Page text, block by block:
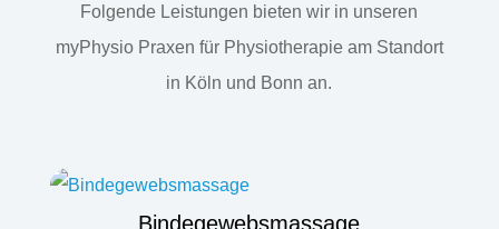
Folgende Leistungen bieten wir in unseren
myPhysio Praxen für Physiotherapie am Standort
in Köln und Bonn an.
Bindegewebsmassage